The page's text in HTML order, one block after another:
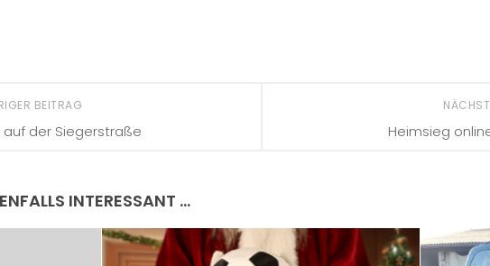
Heimsieg
BEITRAG
auf der Siegerstraße
INTERESSANT …